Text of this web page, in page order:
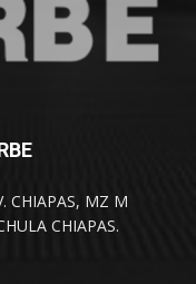
CHIAPAS, MZ M
CHIAPAS.